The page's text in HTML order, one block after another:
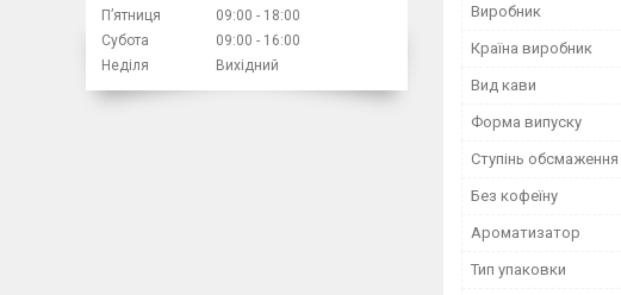
Виробник
Країна виробник
Вид кави
Форма випуску
Ступінь обсмаження
Без кофеїну
Ароматизатор
Тип упаковки
Пʼятниця
09:00
18:00
Субота
09:00
16:00
Неділя
Вихідний